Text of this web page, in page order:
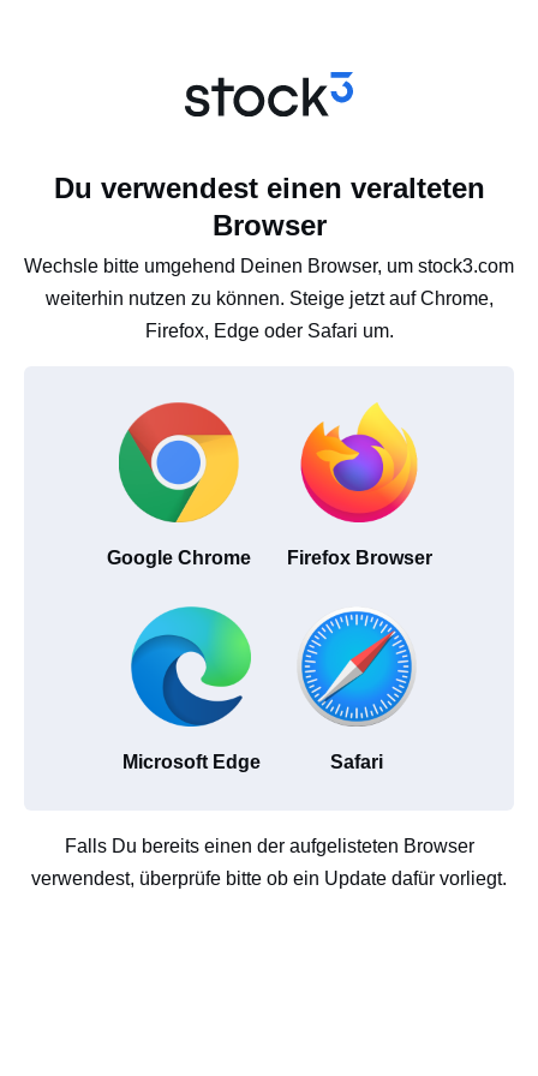
Du verwendest einen veralteten
Browser
Wechsle bitte umgehend Deinen Browser, um stock3.com
weiterhin nutzen zu können. Steige jetzt auf Chrome,
Firefox, Edge oder Safari um.
Google Chrome Firefox Browser
Microsoft Edge Safari
Falls Du bereits einen der aufgelisteten Browser
verwendest, überprüfe bitte ob ein Update dafür vorliegt.